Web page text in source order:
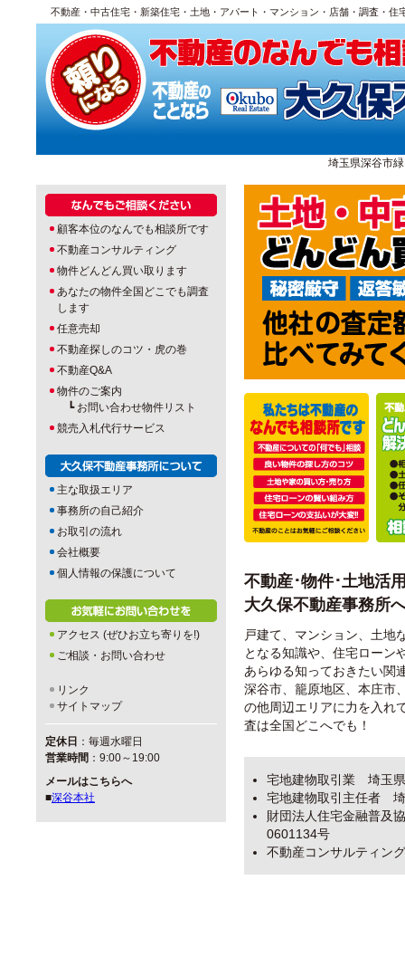
不動産・中古住宅・新築住宅・土地・アパート・マンション・店舗・調査・
埼玉県深谷市
不動産･物件･土地活
大久保不動産事務所
戸建て、マンション、土地
となる知識や、住宅ローン
あらゆる知っておきたい関
深谷市、籠原地区、本庄市
の他周辺エリアに力を入れ
査は全国どこへでも！
宅地建物取引業 埼玉
宅地建物取引主任者
財団法人住宅金融普及
0601134号
不動産コンサルティン
顧客本位のなんでも相談所です
不動産コンサルティング
物件どんどん買い取ります
あなたの物件全国どこでも調査
します
任意売却
不動産探しのコツ・虎の巻
不動産Q&A
物件のご案内
┗ お問い合わせ物件リスト
競売入札代行サービス
主な取扱エリア
事務所の自己紹介
お取引の流れ
会社概要
個人情報の保護について
アクセス (ぜひお立ち寄りを!)
ご相談・お問い合わせ
リンク
サイトマップ
定休日 ：毎週水曜日
営業時間 ：9:00～19:00
メールはこちらへ
■深谷本社